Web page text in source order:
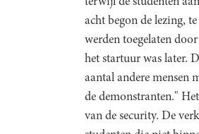
acht begon de lezing,
werden toegelaten
het startuur was later.
aantal andere mensen
de demonstranten."
van de security. De